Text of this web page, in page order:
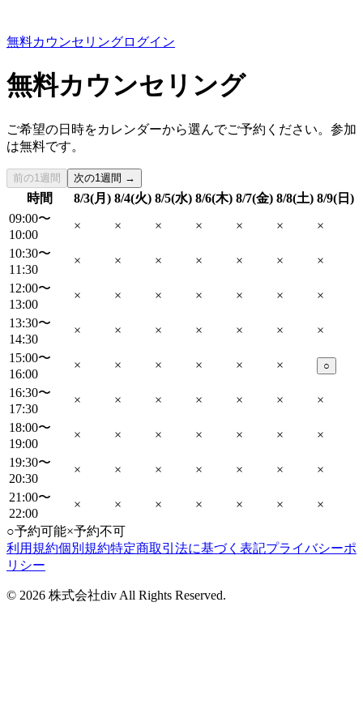
無料カウンセリングログイン
無料カウンセリング
ご希望の日時をカレンダーから選んでご予約ください。参加
は無料です。
前の1週間 次の1週間 →
時間 8/3(月) 8/4(火) 8/5(水) 8/6(木) 8/7(金) 8/8(土) 8/9(日)
09:00〜
10:00
× × × × × ×
×
10:30〜
11:30
× × × × × ×
×
12:00〜
13:00
× × × × × ×
×
13:30〜
14:30
× × × × × ×
×
15:00〜
16:00
× × × × × × ○
16:30〜
17:30
× × × × × ×
×
18:00〜
19:00
× × × × × ×
×
19:30〜
20:30
× × × × × ×
×
21:00〜
22:00
× × × × × ×
×
○予約可能×予約不可
利用規約個別規約特定商取引法に基づく表記プライバシーポ
リシー
© 2026 株式会社div All Rights Reserved.